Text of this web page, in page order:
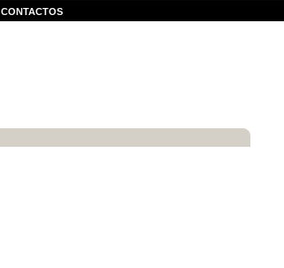
CONTACTOS